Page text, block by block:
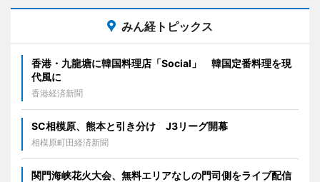
みん経トピックス
香港・九龍塘に韓国料理店「Social」 韓国定番料理を現
代風に
香港経済新聞
SC相模原、熊本と引き分け J3リーグ開幕
相模原町田経済新聞
関門海峡花火大会、無料エリアなしの門司側をライブ配信